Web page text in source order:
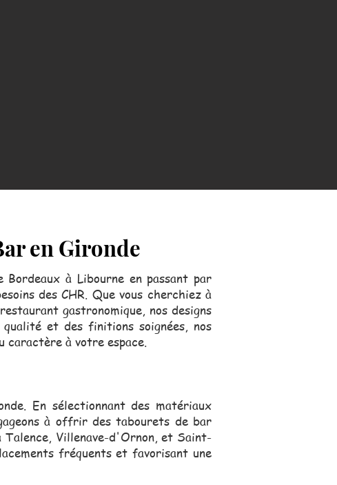
en Gironde
à Libourne en passant par
des CHR. Que vous cherchiez à
gastronomique, nos designs
et des finitions soignées, nos
caractère à votre espace.
En sélectionnant des matériaux
à offrir des tabourets de bar
Villenave-d'Ornon, et Saint-
fréquents et favorisant une